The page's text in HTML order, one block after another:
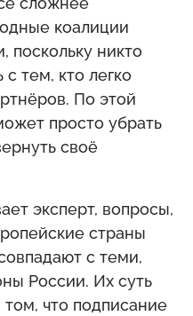
коалиции
поскольку никто
с тем, кто легко
По этой
просто убрать
своё
эксперт, вопросы,
страны
с теми,
России. Их суть
что подписание